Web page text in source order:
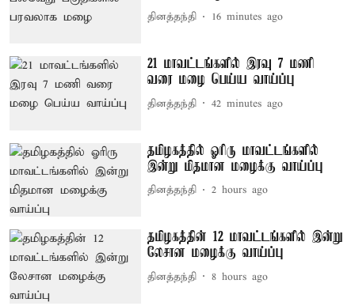
தினத்தந்தி 16 minutes ago
21 மாவட்டங்களில் இரவு 7 மணி
வரை மழை பெய்ய வாய்ப்பு
தினத்தந்தி 42 minutes ago
தமிழகத்தில் ஓரிரு மாவட்டங்களில்
இன்று மிதமான மழைக்கு வாய்ப்பு
தினத்தந்தி 2 hours ago
தமிழகத்தின் 12 மாவட்டங்களில் இன்று
லேசான மழைக்கு வாய்ப்பு
தினத்தந்தி 8 hours ago